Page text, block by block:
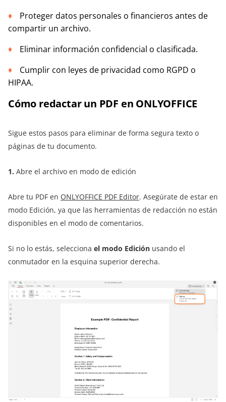
Proteger datos personales o financieros antes de
compartir un archivo.
Eliminar información confidencial o clasificada.
Cumplir con leyes de privacidad como RGPD o
HIPAA.
Cómo redactar un PDF en ONLYOFFICE
Sigue estos pasos para eliminar de forma segura texto o
páginas de tu documento.
1. Abre el archivo en modo de edición
Abre tu PDF en ONLYOFFICE PDF Editor. Asegúrate de estar en
modo Edición, ya que las herramientas de redacción no están
disponibles en el modo de comentarios.
Si no lo estás, selecciona el modo Edición usando el
conmutador en la esquina superior derecha.